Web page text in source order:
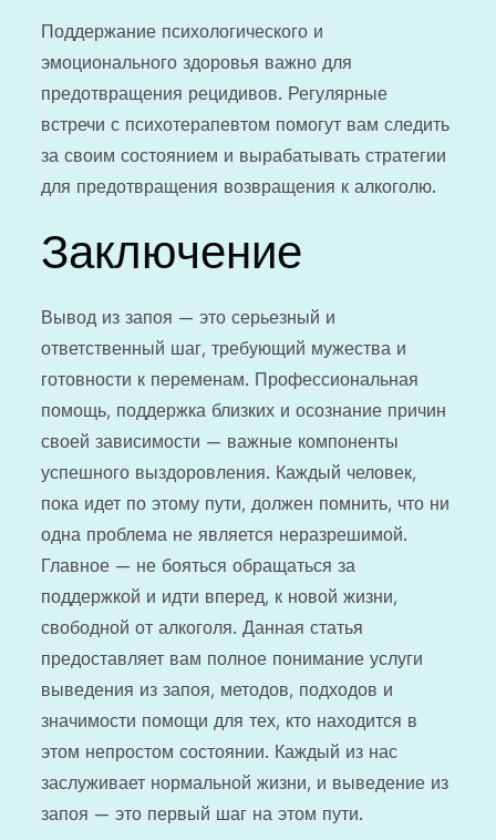
Поддержание психологического и
эмоционального здоровья важно для
предотвращения рецидивов. Регулярные
встречи с психотерапевтом помогут вам следить
за своим состоянием и вырабатывать стратегии
для предотвращения возвращения к алкоголю.
Заключение
Вывод из запоя — это серьезный и
ответственный шаг, требующий мужества и
готовности к переменам. Профессиональная
помощь, поддержка близких и осознание причин
своей зависимости — важные компоненты
успешного выздоровления. Каждый человек,
пока идет по этому пути, должен помнить, что ни
одна проблема не является неразрешимой.
Главное — не бояться обращаться за
поддержкой и идти вперед, к новой жизни,
свободной от алкоголя. Данная статья
предоставляет вам полное понимание услуги
выведения из запоя, методов, подходов и
значимости помощи для тех, кто находится в
этом непростом состоянии. Каждый из нас
заслуживает нормальной жизни, и выведение из
запоя — это первый шаг на этом пути.